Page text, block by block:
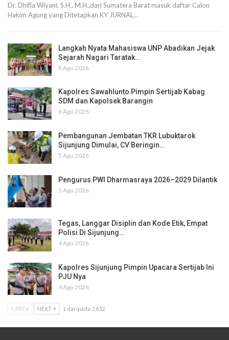
Dr. Dhifla Wiyani, S.H., M.H.,dari Sumatera Barat masuk daftar Calon
Hakim Agung yang Ditetapkan KY JURNAL…
Langkah Nyata Mahasiswa UNP Abadikan Jejak
Sejarah Nagari Taratak…
8 Agu 2026
Kapolres Sawahlunto Pimpin Sertijab Kabag
SDM dan Kapolsek Barangin
6 Agu 2026
Pembangunan Jembatan TKR Lubuktarok
Sijunjung Dimulai, CV Beringin…
5 Agu 2026
Pengurus PWI Dharmasraya 2026–2029 Dilantik
5 Agu 2026
Tegas, Langgar Disiplin dan Kode Etik, Empat
Polisi Di Sijunjung…
4 Agu 2026
Kapolres Sijunjung Pimpin Upacara Sertijab Ini
PJU Nya
4 Agu 2026
PREV NEXT 1 daripada 2,632